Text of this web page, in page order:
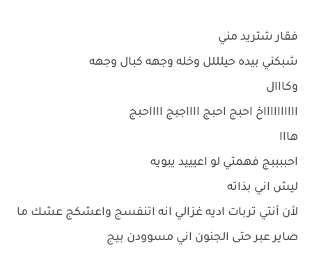
فقار شتريد مني
شبكني بيده حيلللل وخله وجهه كبال وجهه
وكااال
ااااااااااخ احبج احبج ااااجبج ااااحبج
هااا
احببببج فهمتي لو اعيييد يبويه
ليش اني بذاته
لأن أنتي تربات اديه غزالي انه اتنفسج واعشكج عشك ما
صاير عبر حتى الجنون اني مسوودن بيج